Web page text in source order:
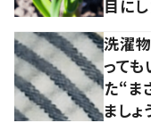
目に
洗濯
って
た“ま
ましょ